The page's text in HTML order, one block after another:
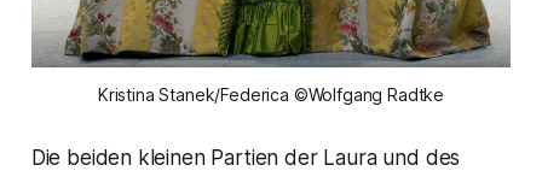
Kristina Stanek/Federica ©Wolfgang Radtke
Die beiden kleinen Partien der Laura und des